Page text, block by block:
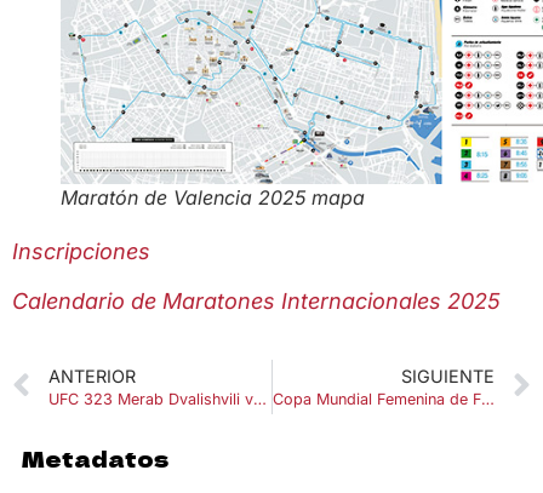
Maratón de Valencia 2025 mapa
Inscripciones
Calendario de Maratones Internacionales 2025
ANTERIOR
UFC 323 Merab Dvalishvili vs. Yan
SIGUIENTE
Copa Mundial Femenina de Fútbol Sala 2025
Metadatos